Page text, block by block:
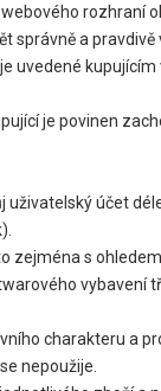
rozhraní
správně a
uvedené
je povinen
účet
zejména s
vybavení
charakteru a
nepoužije.